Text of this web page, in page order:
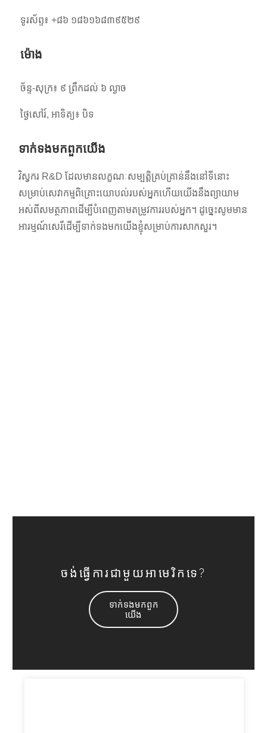
ទូរស័ព្ទ៖ +៨៦ ១៨៦១៦៨៣៩៥២៩
ម៉ោង
ច័ន្ទ-សុក្រ៖ ៩ ព្រឹកដល់ ៦ ល្ងាច
ថ្ងៃសៅរ៍, អាទិត្យ៖ បិទ
ទាក់ទង​មក​ពួក​យើង
វិស្វករ R&D ដែលមានលក្ខណៈសម្បត្តិគ្រប់គ្រាន់នឹងនៅទីនោះ
សម្រាប់សេវាកម្មពិគ្រោះយោបល់របស់អ្នកហើយយើងនឹងព្យាយាម
អស់ពីសមត្ថភាពដើម្បីបំពេញតាមតម្រូវការរបស់អ្នក។ ដូច្នេះសូមមាន
អារម្មណ៍សេរីដើម្បីទាក់ទងមកយើងខ្ញុំសម្រាប់ការសាកសួរ។
ចង់ធ្វើការជាមួយអាមេរិកទេ?
ទាក់ទង​មក​ពួក​
យើង